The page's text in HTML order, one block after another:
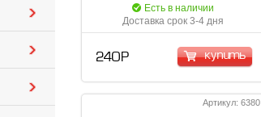
Есть в наличии
Доставка срок 3-4 дня
240 Р купить
Артикул: 6380